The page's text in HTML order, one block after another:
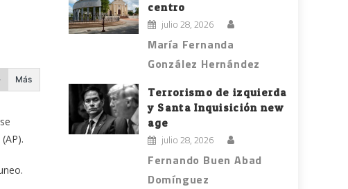
Más
centro
julio 28, 2026
María Fernanda
González Hernández
Terrorismo de izquierda
y Santa Inquisición new
age
julio 28, 2026
Fernando Buen Abad
Domínguez